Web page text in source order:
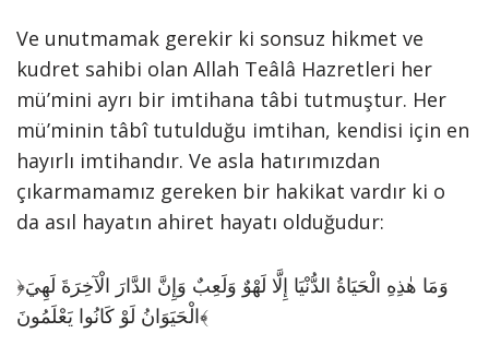
Ve unutmamak gerekir ki sonsuz hikmet ve
kudret sahibi olan Allah Teâlâ Hazretleri her
mü’mini ayrı bir imtihana tâbi tutmuştur. Her
mü’minin tâbî tutulduğu imtihan, kendisi için en
hayırlı imtihandır. Ve asla hatırımızdan
çıkarmamamız gereken bir hakikat vardır ki o
da asıl hayatın ahiret hayatı olduğudur:
﴿وَمَا هٰذِهِ الْحَيَاةُ الدُّنْيَا إِلَّا لَهْوٌ وَلَعِبٌ وَإِنَّ الدَّارَ الْآخِرَةَ لَهِيَ
الْحَيَوَانُ لَوْ كَانُوا يَعْلَمُونَ﴾